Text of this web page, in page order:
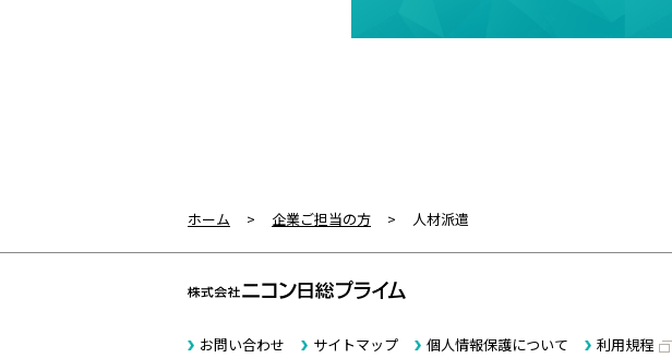
ホーム > 企業ご担当の方 > 人材派遣
お問い合わせ サイトマップ 個人情報保護について 利用規程